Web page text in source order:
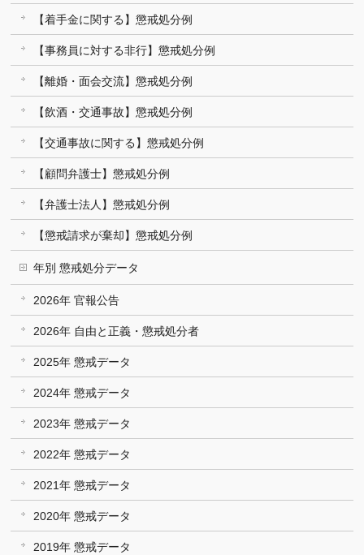
【着手金に関する】懲戒処分例
【事務員に対する非行】懲戒処分例
【離婚・面会交流】懲戒処分例
【飲酒・交通事故】懲戒処分例
【交通事故に関する】懲戒処分例
【顧問弁護士】懲戒処分例
【弁護士法人】懲戒処分例
【懲戒請求が棄却】懲戒処分例
年別 懲戒処分データ
2026年 官報公告
2026年 自由と正義・懲戒処分者
2025年 懲戒データ
2024年 懲戒データ
2023年 懲戒データ
2022年 懲戒データ
2021年 懲戒データ
2020年 懲戒データ
2019年 懲戒データ